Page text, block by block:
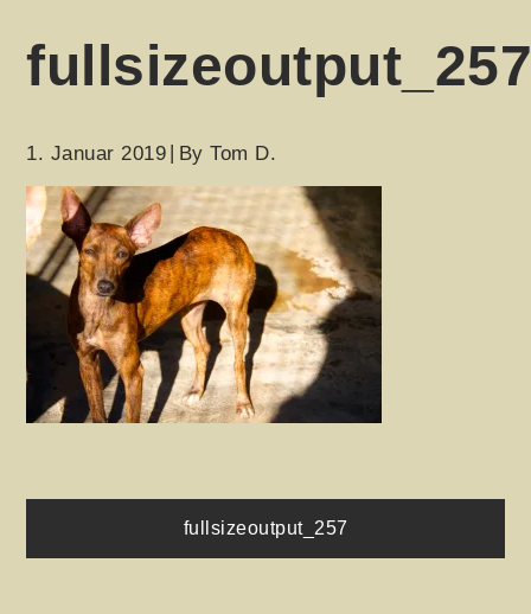
1. Januar 2019 ByTom D.
Beitragsnavigation
fullsizeoutput_257